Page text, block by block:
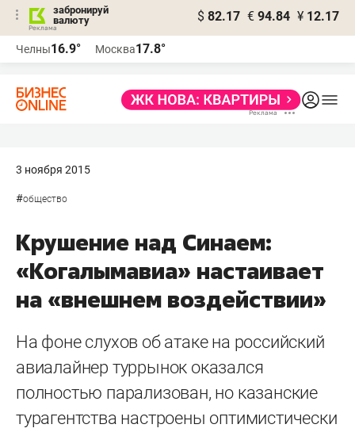
забронируй
валюту
$ 82.17 € 94.84 ¥ 12.17
Челны16.9° Москва17.8°
3 ноября 2015
#общество
Крушение над Синаем:
«Когалымавиа» настаивает
на «внешнем воздействии»
На фоне слухов об атаке на российский
авиалайнер туррынок оказался
полностью парализован, но казанские
турагентства настроены оптимистически